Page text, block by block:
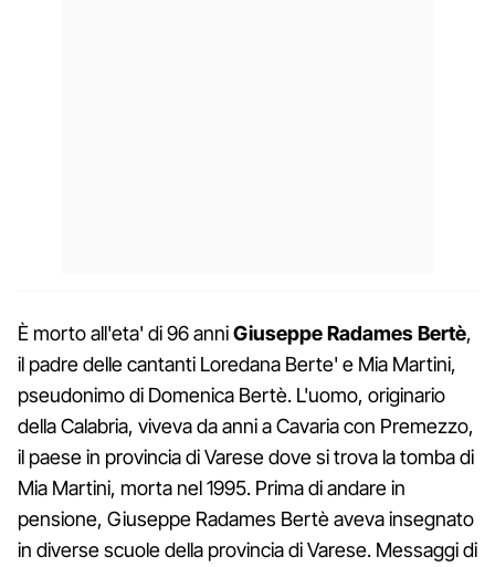
È morto all'eta' di 96 anniGiuseppe Radames Bertè,
il padre delle cantanti Loredana Berte' e Mia Martini,
pseudonimo di Domenica Bertè. L'uomo, originario
della Calabria, viveva da anni a Cavaria con Premezzo,
il paese in provincia di Varese dove si trova la tomba di
Mia Martini, morta nel 1995. Prima di andare in
pensione, Giuseppe Radames Bertè aveva insegnato
in diverse scuole della provincia di Varese. Messaggi di